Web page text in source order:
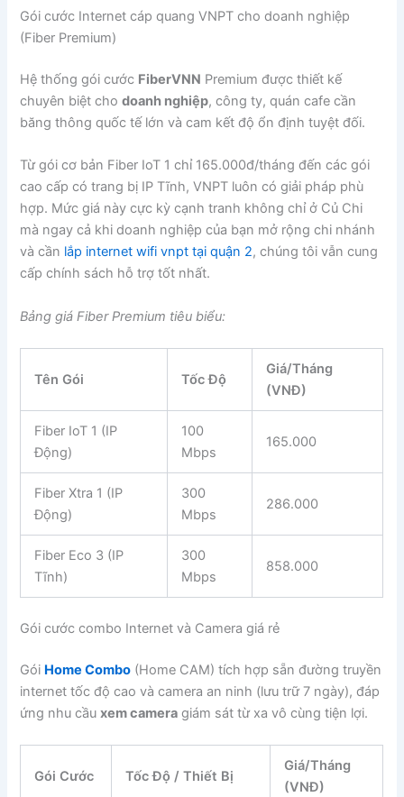
Gói cước Internet cáp quang VNPT cho doanh nghiệp
(Fiber Premium)
Hệ thống gói cước FiberVNN Premium được thiết kế
chuyên biệt chodoanh nghiệp, công ty, quán cafe cần
băng thông quốc tế lớn và cam kết độ ổn định tuyệt đối.
Từ gói cơ bản Fiber IoT 1 chỉ 165.000đ/tháng đến các gói
cao cấp có trang bị IP Tĩnh, VNPT luôn có giải pháp phù
hợp. Mức giá này cực kỳ cạnh tranh không chỉ ở Củ Chi
mà ngay cả khi doanh nghiệp của bạn mở rộng chi nhánh
và cần lắp internet wifi vnpt tại quận 2, chúng tôi vẫn cung
cấp chính sách hỗ trợ tốt nhất.
Bảng giá Fiber Premium tiêu biểu:
Tên Gói Tốc Độ
Giá/Tháng
(VNĐ)
Fiber IoT 1 (IP
Động)
100
Mbps
165.000
Fiber Xtra 1 (IP
Động)
300
Mbps
286.000
Fiber Eco 3 (IP
Tĩnh)
300
Mbps
858.000
Gói cước combo Internet và Camera giá rẻ
Gói Home Combo (Home CAM) tích hợp sẵn đường truyền
internet tốc độ cao và camera an ninh (lưu trữ 7 ngày), đáp
ứng nhu cầuxem camera giám sát từ xa vô cùng tiện lợi.
Gói Cước Tốc Độ / Thiết Bị
Giá/Tháng
(VNĐ)